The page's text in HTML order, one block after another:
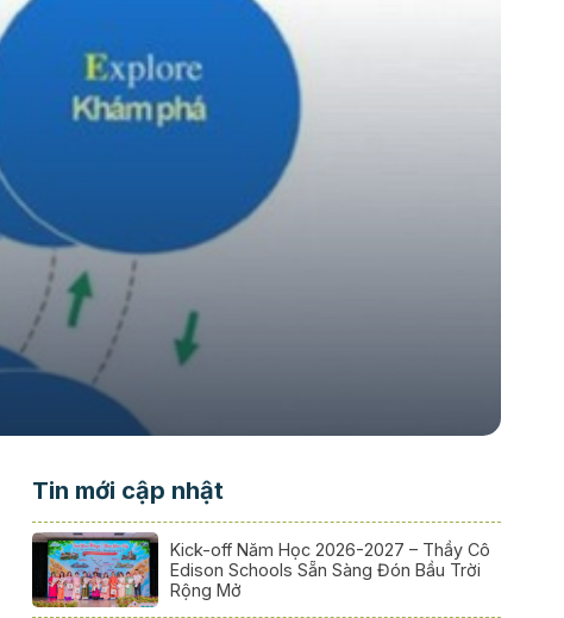
Tin mới cập nhật
Kick-off Năm Học 2026-2027 – Thầy Cô
Edison Schools Sẵn Sàng Đón Bầu Trời
Rộng Mở